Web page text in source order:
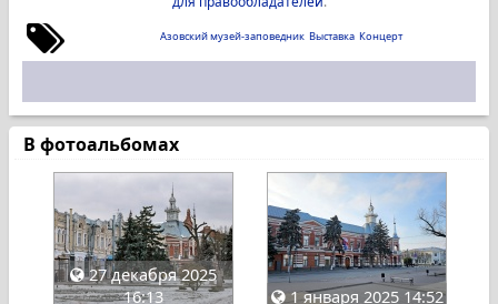
Азовский музей-заповедник Выставка Концерт
В фотоальбомах
27 декабря 2025
16:13
1 января 2025 14:52